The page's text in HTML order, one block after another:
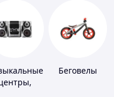
Беговелы